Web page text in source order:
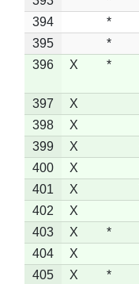
394
*
395
*
396
X *
397 X
398
X
399
X
400
X
401
X
402
X
403
X *
404
X
405
X *